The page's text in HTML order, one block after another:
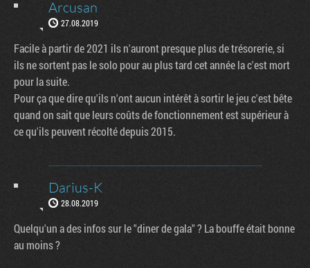
Arcusan
27.08.2019
Facile à partir de 2021 ils n'auront presque plus de trésorerie, si
ils ne sortent pas le solo pour au plus tard cet année la c'est mort
pour la suite.
Pour ça que dire qu'ils n'ont aucun intérêt à sortir le jeu c'est bête
quand on sait que leurs coûts de fonctionnement est supérieur à
ce qu'ils peuvent récolté depuis 2015.
Darius-K
28.08.2019
Quelqu'un a des infos sur le "diner de gala" ? La bouffe était bonne
au moins ?